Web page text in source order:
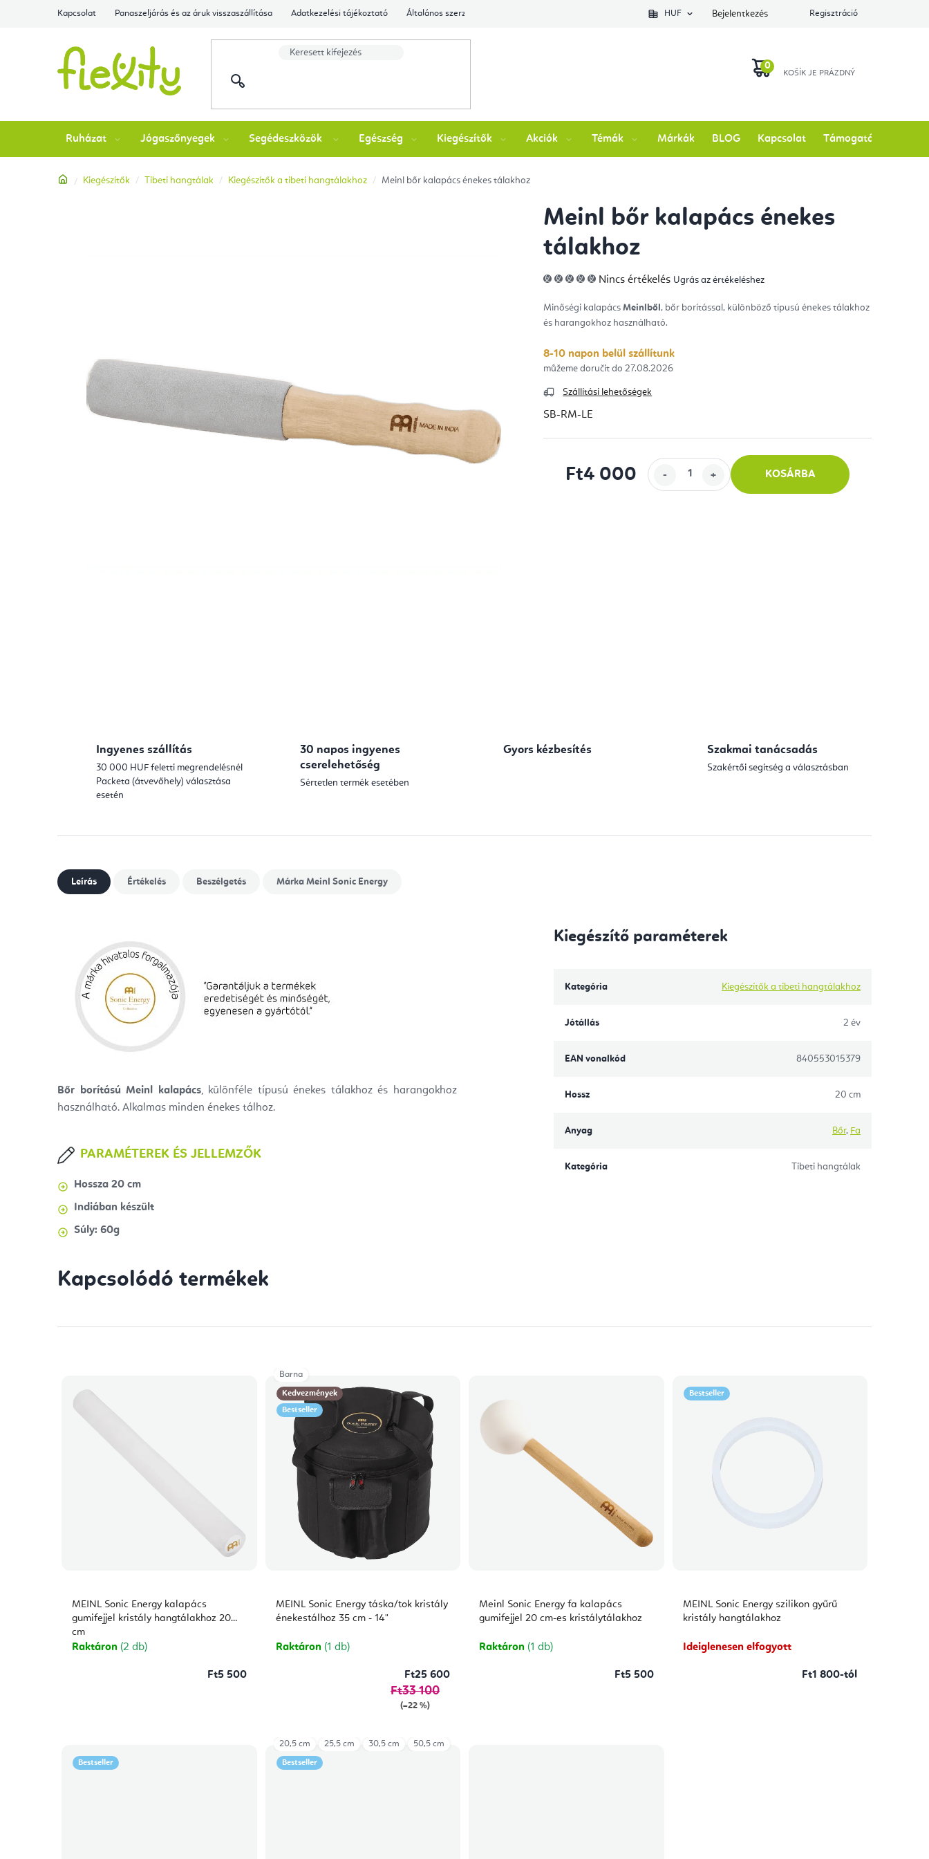
Kapcsolat Panaszeljárás és az áruk visszaszállítása Adatkezelési tájékoztató Általános szerződési feltételek Ellenőrizze a rendelés állapotátHUF Bejelentkezés Regisztráció
Ruházat Jógaszőnyegek Segédeszközök Egészség Kiegészítők Akciók Témák Márkák BLOG Kapcsolat Támogatás
Kezdőlap
Kiegészítők Tibeti hangtálak Kiegészítők a tibeti hangtálakhoz Meinl bőr kalapács énekes tálakhoz
Meinl bőr kalapács énekes
tálakhoz
A
termék
5-
0,0
Nincs értékelés Ugrás az értékeléshez
Minőségi kalapácsMeinlből, bőr borítással, különböző típusú énekes tálakhoz
és harangokhoz használható.
8-10 napon belül szállítunk
27.08.2026
Szállítási lehetőségek
SB-RM-LE
Ft4 000 KOSÁRBA
Ingyenes szállítás
30 000 HUF feletti megrendelésnél
Packeta (átvevőhely) választása
esetén
30 napos ingyenes
cserelehetőség
Sértetlen termék esetében
Gyors kézbesítés Szakmai tanácsadás
Szakértői segítség a választásban
Leírás Értékelés Beszélgetés Márka Meinl Sonic Energy
Bőr borítású Meinl kalapács, különféle típusú énekes tálakhoz és harangokhoz
használható. Alkalmas minden énekes tálhoz.
PARAMÉTEREK ÉS JELLEMZŐK
Hossza 20 cm
Indiában készült
Súly: 60g
Kiegészítő paraméterek
Kategória Kiegészítők a tibeti hangtálakhoz
Jótállás 2 év
EAN vonalkód 840553015379
Hossz 20 cm
Anyag Bőr, Fa
Kategória Tibeti hangtálak
Kapcsolódó termékek
MEINL Sonic Energy kalapács
gumifejjel kristály hangtálakhoz 20
cm
Raktáron (2 db)
Ft5 500
Kedvezmények
Bestseller
MEINL Sonic Energy táska/tok kristály
énekestálhoz 35 cm - 14"
Raktáron (1 db)
Ft25 600
Ft33 100
(–22 %)
Barna
Meinl Sonic Energy fa kalapács
gumifejjel 20 cm-es kristálytálakhoz
Raktáron (1 db)
Ft5 500
Bestseller
MEINL Sonic Energy szilikon gyűrű
kristály hangtálakhoz
Ideiglenesen elfogyott
Ft1 800-tól
Bestseller Bestseller
20,5 cm 25,5 cm 30,5 cm 50,5 cm